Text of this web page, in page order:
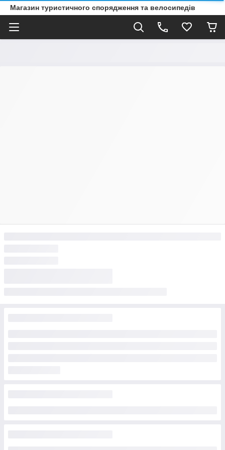
Магазин туристичного спорядження та велосипедів